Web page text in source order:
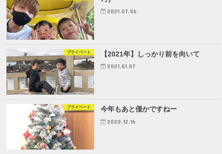
2021.07.06
プライベート 【2021年】しっかり前を向いて
2021.01.07
プライベート 今年もあと僅かですねー
2020.12.16